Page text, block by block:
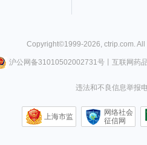
Copyright©1999-2026, ctrip.com.
沪公网备31010502002731号丨 互联网药
违法和不良信息举报
上海市监
网络社会
征信网